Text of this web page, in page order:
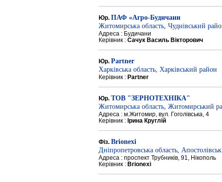
Юр. ПАФ «Агро-Будичани
Житомирська область, Чуднівський
Адреса : Будичани
Керівник : Сачук Василь Вікторович
Юр. Partner
Харківська область, Харківський район
Керівник : Partner
Юр. ТОВ "ЗЕРНОТЕХНІКА"
Житомирська область, Житомирський
Адреса : м.Житомир, вул. Гоголівська, 4
Керівник : Ірина Круглій
Фіз. Brionexi
Дніпропетровська область,
Адреса : проспект Трубників, 91, Нікополь
Керівник : Brionexi